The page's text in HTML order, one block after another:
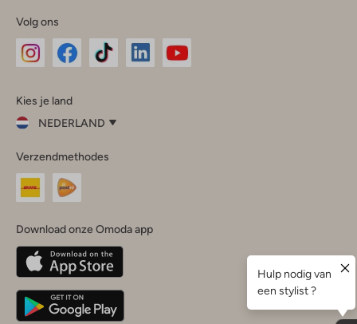
Volg ons
InstagramFacebook
Kies je land
NEDERLAND
je
land
Nederland
Belgique(Français)
Deutschland
Verzendmethodes
Download onze Omoda app